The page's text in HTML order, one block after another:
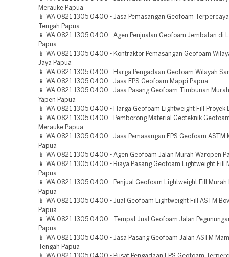
Merauke Papua
📱 WA 0821 1305 0400 - Jasa Pemasangan Geofoam
Tengah Papua
📱 WA 0821 1305 0400 - Agen Penjualan Geofoam Jembatan di
Papua
📱 WA 0821 1305 0400 - Kontraktor Pemasangan Geofoam
Jaya Papua
📱 WA 0821 1305 0400 - Harga Pengadaan Geofoam Wilayah
📱 WA 0821 1305 0400 - Jasa EPS Geofoam Mappi Papua
📱 WA 0821 1305 0400 - Jasa Pasang Geofoam Timbunan
Yapen Papua
📱 WA 0821 1305 0400 - Harga Geofoam Lightweight Fill Proyek
📱 WA 0821 1305 0400 - Pemborong Material Geoteknik
Merauke Papua
📱 WA 0821 1305 0400 - Jasa Pemasangan EPS Geofoam ASTM
Papua
📱 WA 0821 1305 0400 - Agen Geofoam Jalan Murah Waropen
📱 WA 0821 1305 0400 - Biaya Pasang Geofoam Lightweight Fill
Papua
📱 WA 0821 1305 0400 - Penjual Geofoam Lightweight Fill Murah
Papua
📱 WA 0821 1305 0400 - Jual Geofoam Lightweight Fill ASTM
Papua
📱 WA 0821 1305 0400 - Tempat Jual Geofoam Jalan
Papua
📱 WA 0821 1305 0400 - Jasa Pasang Geofoam Jalan ASTM
Tengah Papua